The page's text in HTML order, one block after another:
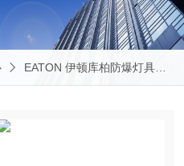
EATON 伊顿库柏防爆灯具